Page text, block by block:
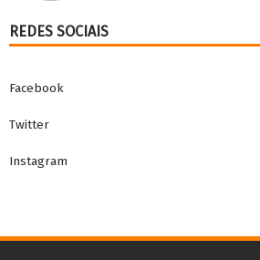
REDES SOCIAIS
Facebook
Twitter
Instagram